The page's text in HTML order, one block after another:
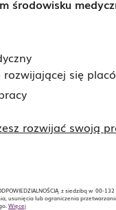
środowisku
się
rozwijać swoją
z siedzibą w 00-132
usunięcia lub ograniczenia
Więcej